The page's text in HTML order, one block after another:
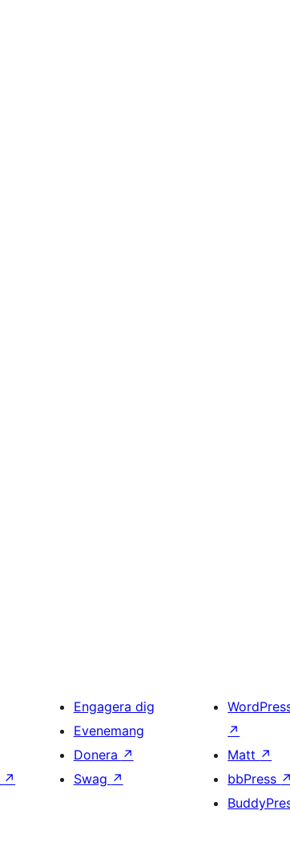
↗
Engagera dig
Evenemang
Donera ↗
Swag ↗
↗
Matt ↗
bbPress ↗